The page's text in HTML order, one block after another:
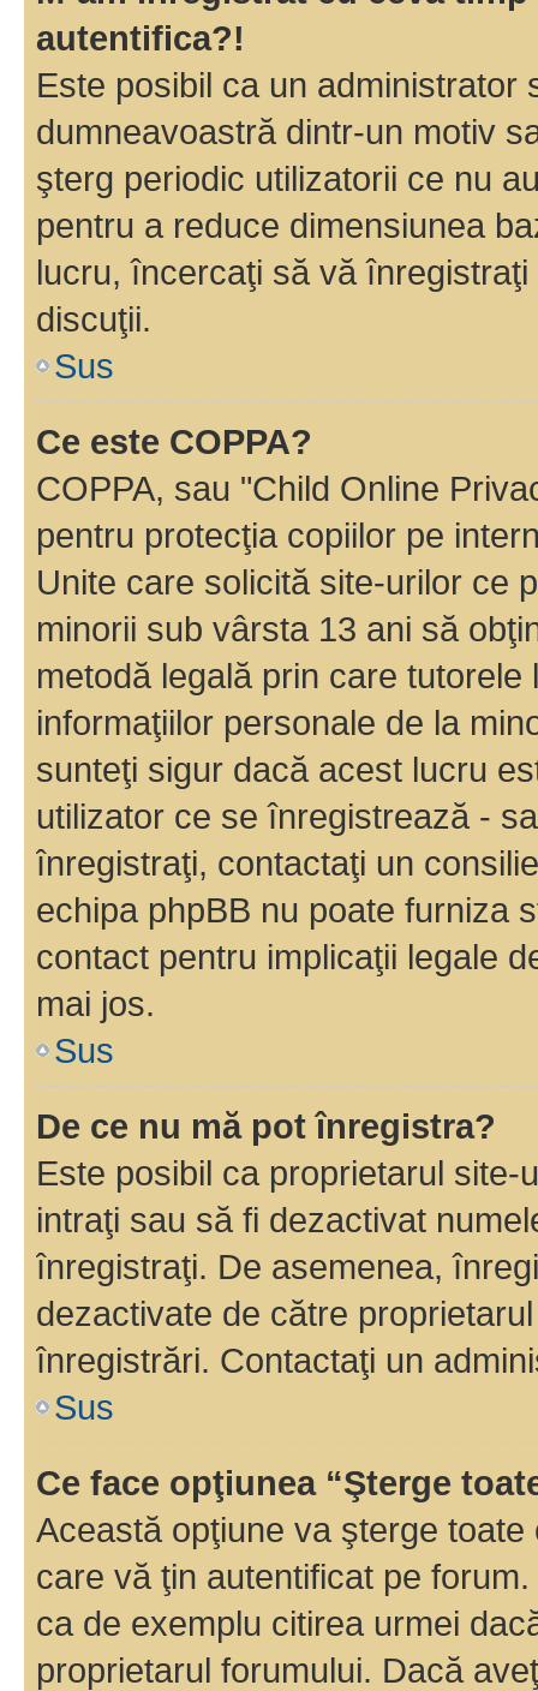
autentifica?!
Este posibil ca un
dumneavoastră dintr-un motiv
şterg periodic utilizatorii ce nu
pentru a reduce dimensiunea
lucru, încercaţi să vă
discuţii.
Sus
Ce este COPPA?
COPPA, sau "Child Online
pentru protecţia copiilor pe
Unite care solicită site-urilor ce
minorii sub vârsta 13 ani să
metodă legală prin care
informaţiilor personale de la
sunteţi sigur dacă acest lucru
utilizator ce se înregistrează -
înregistraţi, contactaţi un
echipa phpBB nu poate furniza
contact pentru implicaţii legale
mai jos.
Sus
De ce nu mă pot înregistra?
Este posibil ca proprietarul
intraţi sau să fi dezactivat
înregistraţi. De asemenea,
dezactivate de către
înregistrări. Contactaţi un
Sus
Ce face opţiunea “Şterge
Această opţiune va şterge
care vă ţin autentificat pe
ca de exemplu citirea urmei
proprietarul forumului. Dacă